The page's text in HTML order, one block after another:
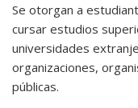
Se otorgan a
cursar estudios
universidades
organizaciones,
públicas.